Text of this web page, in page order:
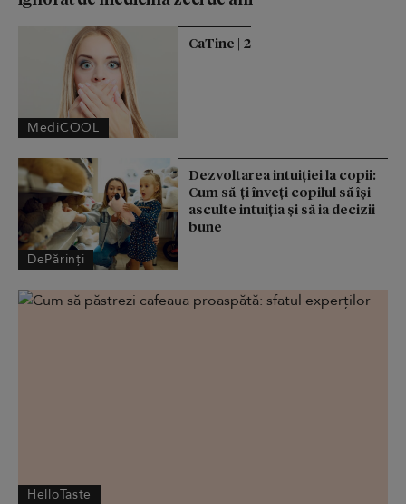
MediCOOL
CaTine | 2
DePărinți
Dezvoltarea intuiției la copii:
Cum să-ți înveți copilul să își
asculte intuiția și să ia decizii
bune
HelloTaste